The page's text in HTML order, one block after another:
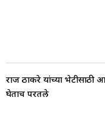
राज ठाकरे यांच्या
घेताच परतले